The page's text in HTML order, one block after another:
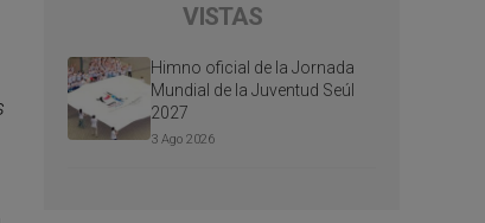
VISTAS
Himno oficial de la Jornada
Mundial de la Juventud Seúl
2027
3 Ago 2026